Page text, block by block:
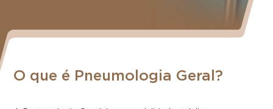
O que é Pneumologia Geral?